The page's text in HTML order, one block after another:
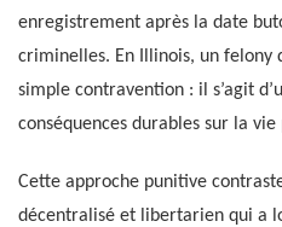
enregistrement après la date
criminelles. En Illinois, un felony
simple contravention : il s’agit
conséquences durables sur la
Cette approche punitive
décentralisé et libertarien qui a